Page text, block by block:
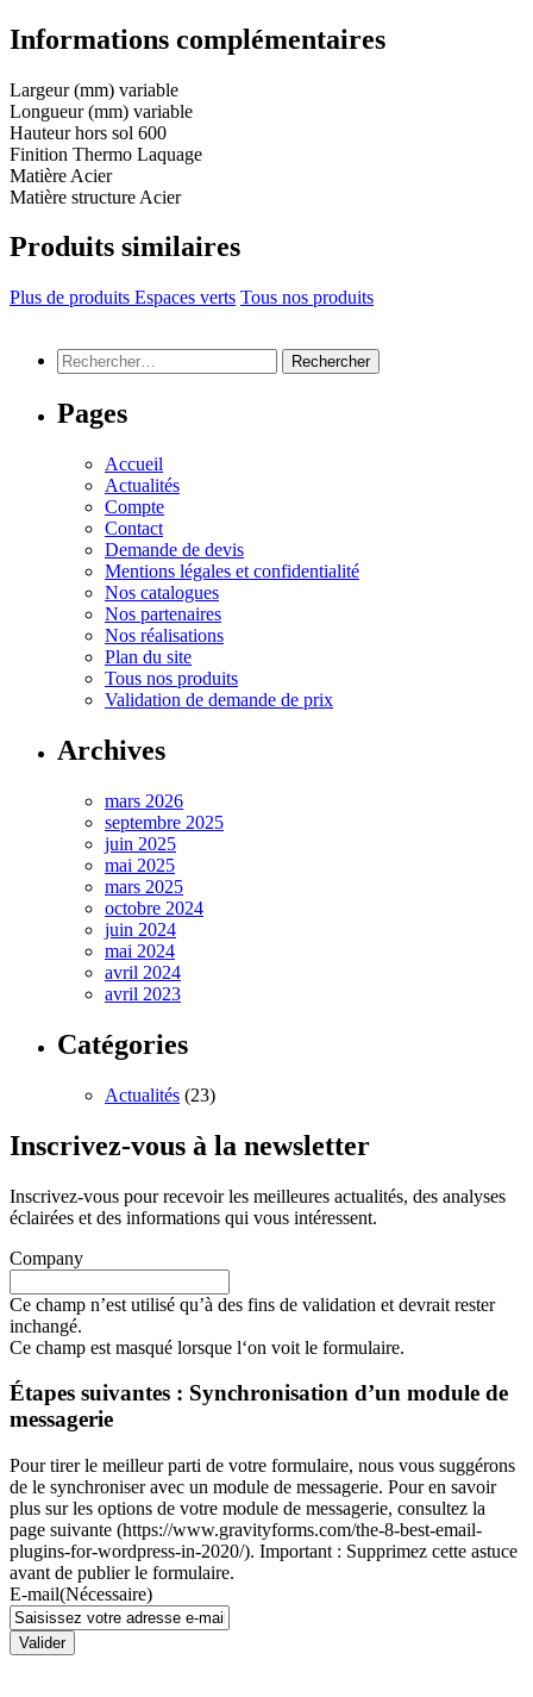
Informations complémentaires
Largeur (mm) variable
Longueur (mm) variable
Hauteur hors sol 600
Finition Thermo Laquage
Matière Acier
Matière structure Acier
Produits similaires
Plus de produits Espaces verts Tous nos produits
Rechercher :
Pages
Accueil
Actualités
Compte
Contact
Demande de devis
Mentions légales et confidentialité
Nos catalogues
Nos partenaires
Nos réalisations
Plan du site
Tous nos produits
Validation de demande de prix
Archives
mars 2026
septembre 2025
juin 2025
mai 2025
mars 2025
octobre 2024
juin 2024
mai 2024
avril 2024
avril 2023
Catégories
Actualités (23)
Inscrivez-vous à la newsletter
Inscrivez-vous pour recevoir les meilleures actualités, des analyses
éclairées et des informations qui vous intéressent.
Company
Ce champ n’est utilisé qu’à des fins de validation et devrait rester
inchangé.
Ce champ est masqué lorsque l‘on voit le formulaire.
Étapes suivantes : Synchronisation d’un module de
messagerie
Pour tirer le meilleur parti de votre formulaire, nous vous suggérons
de le synchroniser avec un module de messagerie. Pour en savoir
plus sur les options de votre module de messagerie, consultez la
page suivante (https://www.gravityforms.com/the-8-best-email-
plugins-for-wordpress-in-2020/). Important : Supprimez cette astuce
avant de publier le formulaire.
E-mail(Nécessaire)
Valider